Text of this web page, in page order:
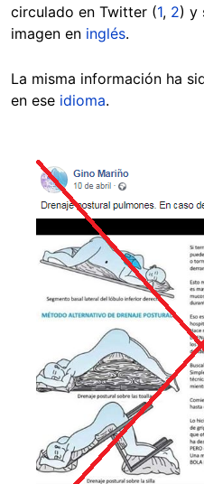
circulado en Twitter (1, 2) y
imagen en inglés.
La misma información ha
en ese idioma.
Image